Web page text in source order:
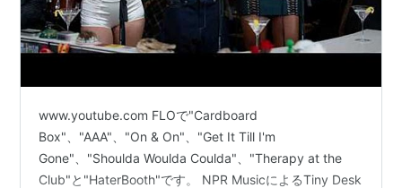
www.youtube.com FLOで"Cardboard
Box"、"AAA"、"On & On"、"Get It Till I'm
Gone"、"Shoulda Woulda Coulda"、"Therapy at the
Club"と"HaterBooth"です。 NPR MusicによるTiny Desk